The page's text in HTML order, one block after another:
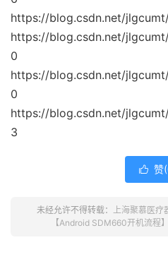
https://blog.csdn.net/
https://blog.csdn.net/
0
https://blog.csdn.net/
0
https://blog.csdn.net/
3
 赞(
未经允许不得转载： 上海聚慕医疗
【Android SDM660开机流程